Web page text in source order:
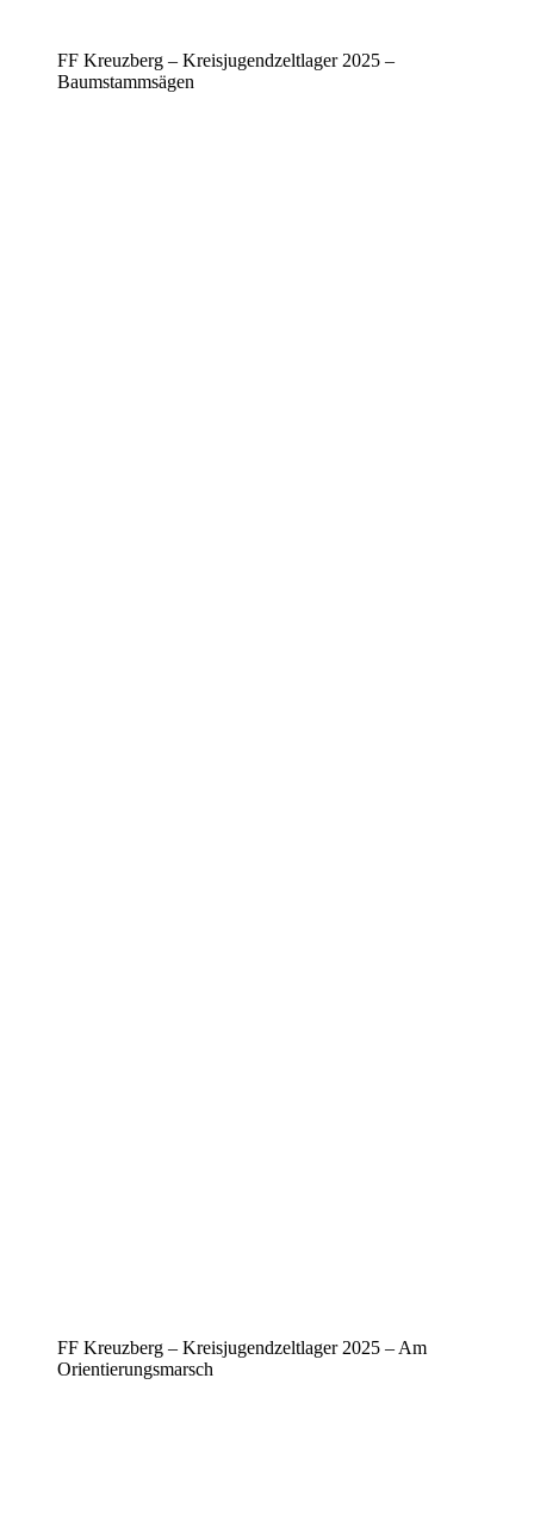
FF Kreuzberg – Kreisjugendzeltlager 2025 –
Baumstammsägen
FF Kreuzberg – Kreisjugendzeltlager 2025 – Am
Orientierungsmarsch